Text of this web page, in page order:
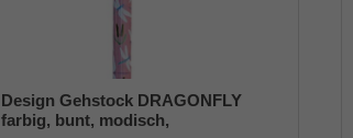
Design Gehstock DRAGONFLY
farbig, bunt, modisch,